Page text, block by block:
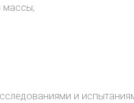
массы;
и